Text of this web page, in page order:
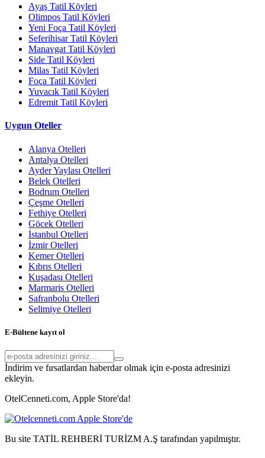
Ayaş Tatil Köyleri
Olimpos Tatil Köyleri
Yeni Foça Tatil Köyleri
Seferihisar Tatil Köyleri
Manavgat Tatil Köyleri
Side Tatil Köyleri
Milas Tatil Köyleri
Foça Tatil Köyleri
Yuvacık Tatil Köyleri
Edremit Tatil Köyleri
Uygun Oteller
Alanya Otelleri
Antalya Otelleri
Ayder Yaylası Otelleri
Belek Otelleri
Bodrum Otelleri
Çeşme Otelleri
Fethiye Otelleri
Göcek Otelleri
İstanbul Otelleri
İzmir Otelleri
Kemer Otelleri
Kıbrıs Otelleri
Kuşadası Otelleri
Marmaris Otelleri
Safranbolu Otelleri
Selimiye Otelleri
E-Bültene kayıt ol
İndirim ve fırsatlardan haberdar olmak için e-posta adresinizi
ekleyin.
OtelCenneti.com, Apple Store'da!
Bu site TATİL REHBERİ TURİZM A.Ş tarafından yapılmıştır.